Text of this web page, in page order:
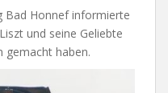
Bad Honnef informierte
und seine Geliebte
gemacht haben.